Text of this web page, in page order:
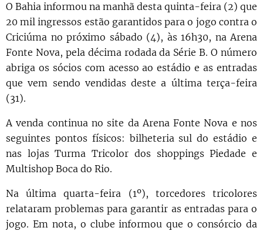
O Bahia informou na manhã desta quinta-feira (2) que
20 mil ingressos estão garantidos para o jogo contra o
Criciúma no próximo sábado (4), às 16h30, na Arena
Fonte Nova, pela décima rodada da Série B. O número
abriga os sócios com acesso ao estádio e as entradas
que vem sendo vendidas deste a última terça-feira
(31).
A venda continua no site da Arena Fonte Nova e nos
seguintes pontos físicos: bilheteria sul do estádio e
nas lojas Turma Tricolor dos shoppings Piedade e
Multishop Boca do Rio.
Na última quarta-feira (1º), torcedores tricolores
relataram problemas para garantir as entradas para o
jogo. Em nota, o clube informou que o consórcio da